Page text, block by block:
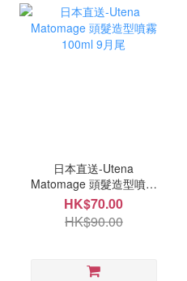
日本直送-Utena
Matomage 頭髮造型噴霧
100ml 9月尾
HK$70.00
HK$90.00